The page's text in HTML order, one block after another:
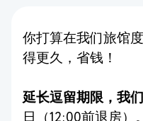
你打算在我们旅馆
得更久，省钱！
延长逗留期限，我
日（12:00前退房）。